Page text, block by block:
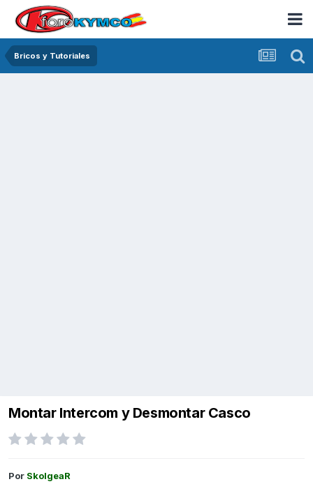
Bricos y Tutoriales
Montar Intercom y Desmontar Casco
Por SkolgeaR